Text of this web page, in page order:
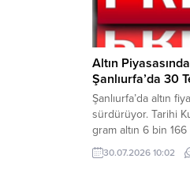
Altın
Şanlıurfa’da 30
Şanlıurfa’da altın
sürdürüyor. Tarihi
gram altın 6 bin 166
görürken,
piyasadaki
30.07.2026 10:02